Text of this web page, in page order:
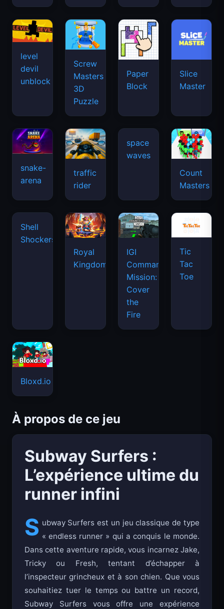
level
devil
unblock
Screw
Masters
3D
Puzzle
Paper
Block
Slice
Master
snake-
arena
traffic
rider
Count
Masters
Royal
IGI
Commando
Mission:
Cover
the
Tic
Tac
À propos de ce jeu
Subway Surfers :
L’expérience ultime du
runner infini
S ubway Surfers est un jeu classique de type
« endless runner » qui a conquis le monde.
Dans cette aventure rapide, vous incarnez Jake,
Tricky ou Fresh, tentant d’échapper à
l’inspecteur grincheux et à son chien. Que vous
souhaitiez tuer le temps ou battre un record,